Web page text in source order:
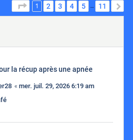
PAGE 1 SUR 11
1 2 3 4 5 … 11
la récup après une apnée
« mer. juil. 29, 2026 6:19 am